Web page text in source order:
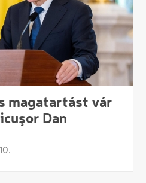
magatartást vár
Dan